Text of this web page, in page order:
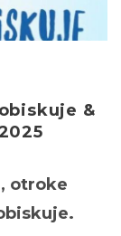
&
otroke